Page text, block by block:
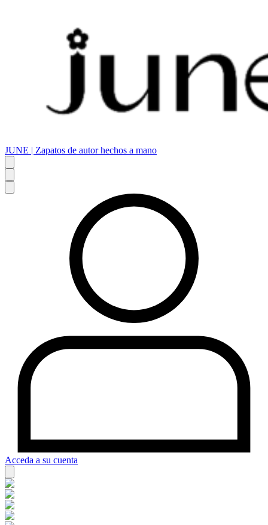
JUNE | Zapatos de autor hechos a mano
Acceda a su cuenta